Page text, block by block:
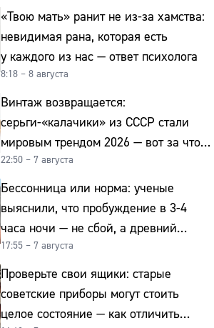
«Твою мать» ранит не из-за хамства:
невидимая рана, которая есть
у каждого из нас — ответ психолога
8:18 – 8 августа
Винтаж возвращается:
серьги-«калачики» из СССР стали
мировым трендом 2026 — вот за что
их ценят ювелиры
22:50 – 7 августа
Бессонница или норма: ученые
выяснили, что пробуждение в 3-4
часа ночи — не сбой, а древний
биологический ритм
17:55 – 7 августа
Проверьте свои ящики: старые
советские приборы могут стоить
целое состояние — как отличить